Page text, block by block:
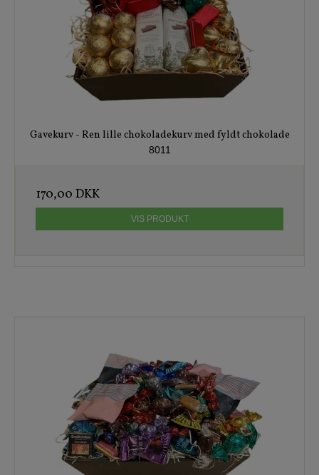
Gavekurv - Ren lille chokoladekurv med fyldt chokolade
8011
170,00 DKK
VIS PRODUKT